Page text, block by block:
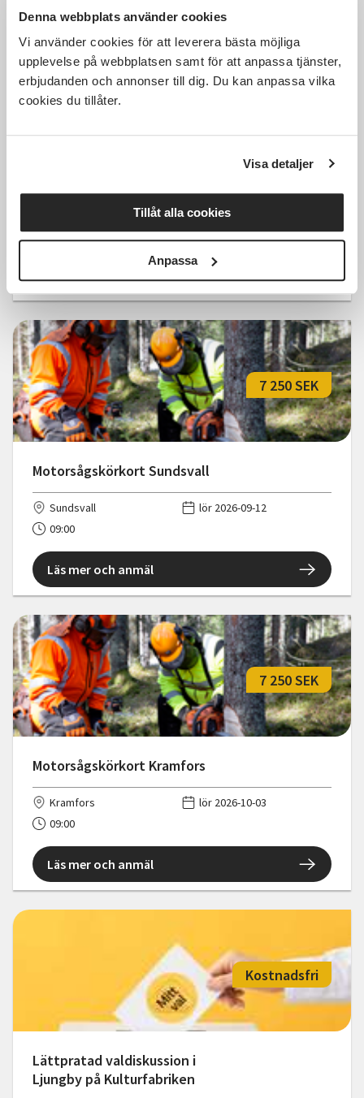
Denna webbplats använder cookies
Vi använder cookies för att leverera bästa möjliga
upplevelse på webbplatsen samt för att anpassa tjänster,
erbjudanden och annonser till dig. Du kan anpassa vilka
cookies du tillåter.
Visa detaljer
Tillåt alla cookies
Anpassa
7 250 SEK
lör 2026-10-17
09:00
Motorsågskörkort Sundsvall
7 250 SEK
Sundsvall
lör 2026-09-12
09:00
Läs mer och anmäl
Motorsågskörkort Kramfors
7 250 SEK
Kramfors
lör 2026-10-03
09:00
Läs mer och anmäl
Lättpratad valdiskussion i
Ljungby på Kulturfabriken
Kostnadsfri